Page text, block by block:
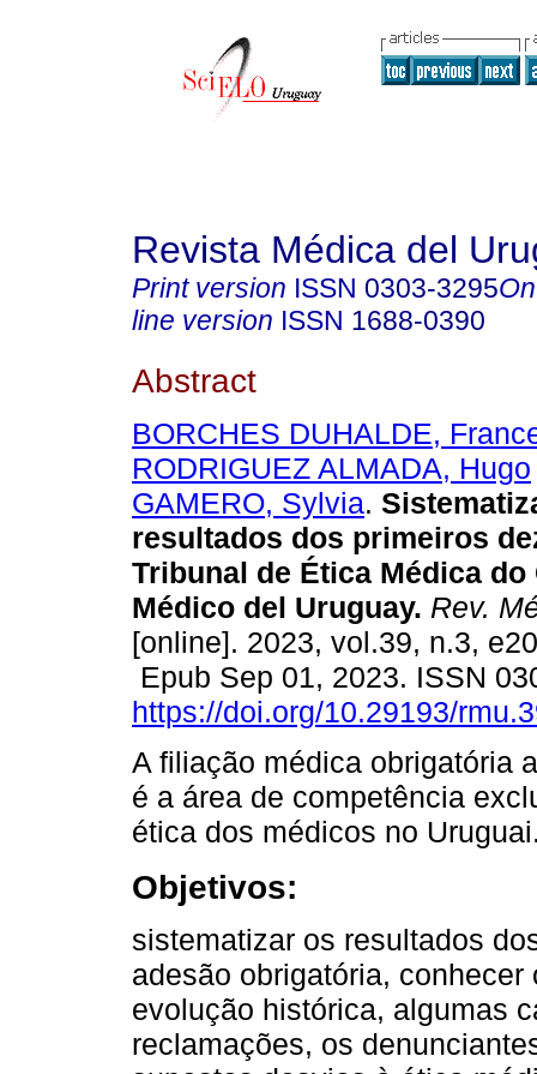
Revista Médica del
Print version ISSN 0303-3295
line version ISSN 1688-0390
Abstract
BORCHES DUHALDE,
RODRIGUEZ ALMADA, Hugo
GAMERO, Sylvia.
resultados dos primeiros
Tribunal de Ética Médica do
Médico del Uruguay. Rev.
[online]. 2023, vol.39, n.3,
Epub Sep 01, 2023. ISSN
https://doi.org/10.29193/
A filiação médica obrigatória
é a área de competência
ética dos médicos no
Objetivos:
sistematizar os resultados
adesão obrigatória,
evolução histórica, algumas
reclamações, os